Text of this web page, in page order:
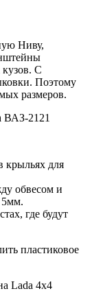
Ниву,
С
Поэтому
размеров.
крыльях для
обвесом и
5мм.
где будут
пластиковое